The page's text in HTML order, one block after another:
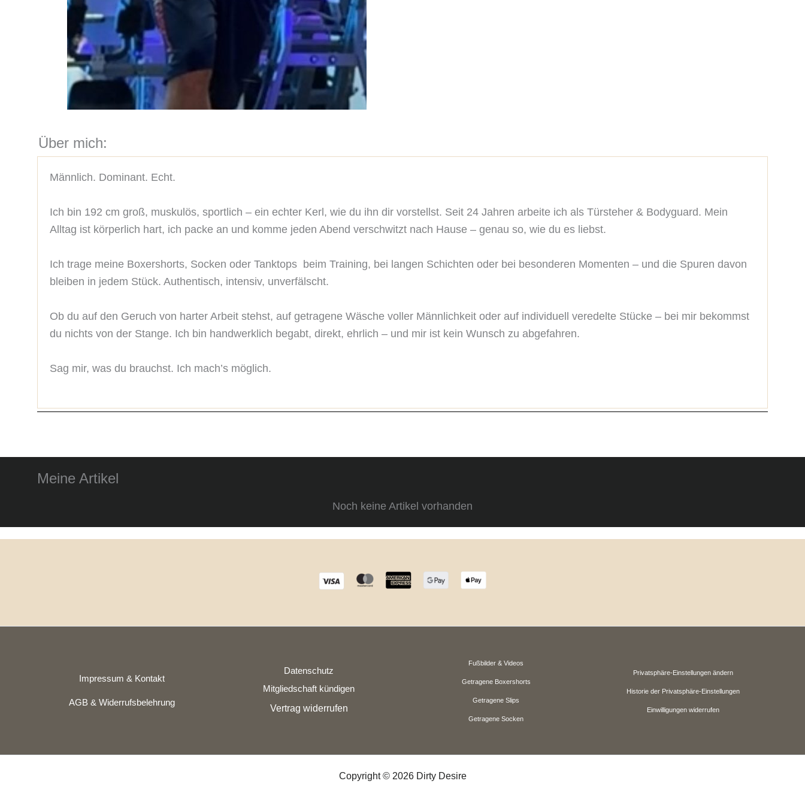
Über mich:
Männlich. Dominant. Echt.
Ich bin 192 cm groß, muskulös, sportlich – ein echter Kerl, wie du ihn dir vorstellst. Seit 24 Jahren arbeite ich als Türsteher & Bodyguard. Mein
Alltag ist körperlich hart, ich packe an und komme jeden Abend verschwitzt nach Hause – genau so, wie du es liebst.
Ich trage meine Boxershorts, Socken oder Tanktops  beim Training, bei langen Schichten oder bei besonderen Momenten – und die Spuren davon
bleiben in jedem Stück. Authentisch, intensiv, unverfälscht.
Ob du auf den Geruch von harter Arbeit stehst, auf getragene Wäsche voller Männlichkeit oder auf individuell veredelte Stücke – bei mir bekommst
du nichts von der Stange. Ich bin handwerklich begabt, direkt, ehrlich – und mir ist kein Wunsch zu abgefahren.
Sag mir, was du brauchst. Ich mach’s möglich.
Meine Artikel
Noch keine Artikel vorhanden
Impressum & Kontakt
AGB & Widerrufsbelehrung
Datenschutz
Mitgliedschaft kündigen
Vertrag widerrufen
Fußbilder & Videos
Getragene Boxershorts
Getragene Slips
Getragene Socken
Privatsphäre-Einstellungen ändern
Historie der Privatsphäre-Einstellungen
Einwilligungen widerrufen
Copyright © 2026 Dirty Desire